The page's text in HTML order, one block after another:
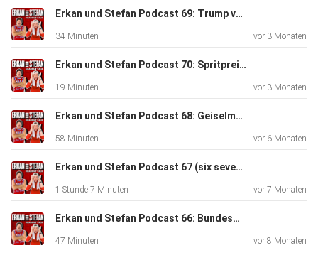
Krass". Schaut es einfach mal an unter
https://steady.erkanstefan.de Für Live Termine und alles
checkt
https://erkanstefan.de Auf Twitch streamen wir
regelmäßig unter
Handtuch, Ehrenmann Kaffeebecher und all so Zeug unter
https://shop.erkanstefan.de Erkans krasse Cazal
Razés Brillen Boutique, Weiherstraße 25, Pforzheim
https://razesbb.com Instagram:
Link
Angebote und Empfehlungen: Dr. Pepper online bestellen
Erkan und Stefan Podcast 69: Trump vs Iran - Alles Mullah oder was?
34 Minuten vor 3 Monaten
Erkan und Stefan Podcast 70: Spritpreise - die krasse Wahrheit
19 Minuten vor 3 Monaten
Erkan und Stefan Podcast 68: Geiselmarketing - Diktatoren sind die neuen Sportswear Influencer
58 Minuten vor 6 Monaten
Erkan und Stefan Podcast 67 (six seven): Wie krass war 2025? Der krasse Jahresrückblick
1 Stunde 7 Minuten vor 7 Monaten
Erkan und Stefan Podcast 66: Bundeswehr 2.0: Warum Deutschland jetzt PAY-TO-WIN braucht!
47 Minuten vor 8 Monaten